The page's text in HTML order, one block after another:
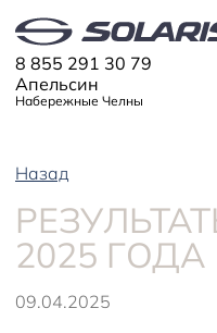
Апельсин
Набережные Челны
8 855 291 30 79
Назад
2025 ГОДА
09.04.2025